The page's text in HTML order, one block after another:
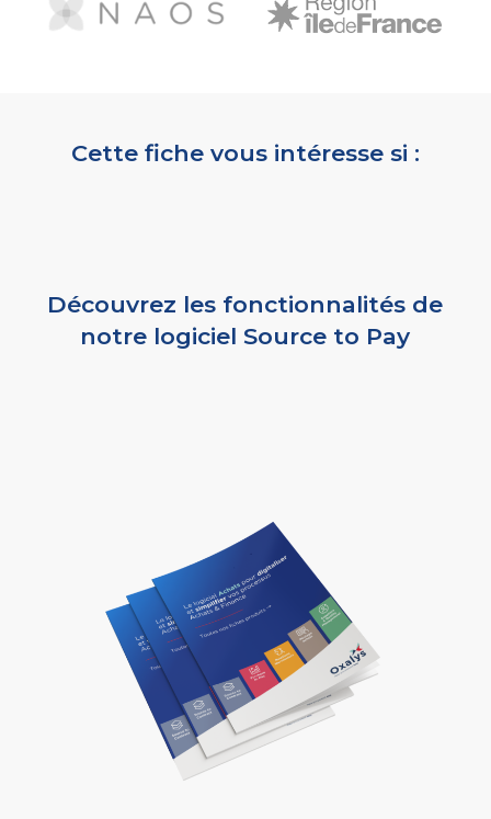
Cette fiche vous intéresse si :
Découvrez les fonctionnalités de
notre logiciel Source to Pay